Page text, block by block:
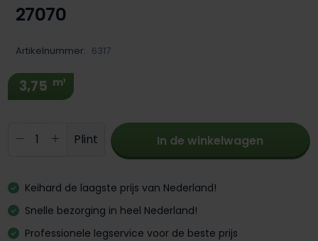
27070
Artikelnummer: 6317
3,75 m¹
Producthoeveelheid: Voer de
Plint In de winkelwagen
Keihard de laagste prijs van Nederland!
Snelle bezorging in heel Nederland!
Professionele legservice voor de beste prijs